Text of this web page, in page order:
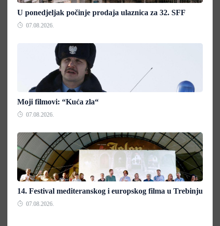
U ponedjeljak počinje prodaja ulaznica za 32. SFF
07.08.2026.
Moji filmovi: “Kuća zla“
07.08.2026.
14. Festival mediteranskog i europskog filma u Trebinju
07.08.2026.